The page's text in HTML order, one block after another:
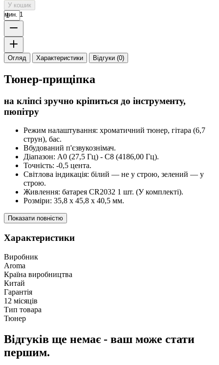
У кошик
мин. 1
Огляд Характеристики Відгуки (0)
Тюнер-прищіпка
на кліпсі зручно кріпиться до інструменту,
пюпітру
Режим налаштування: хроматичний тюнер, гітара (6,7
струн), бас.
Вбудований п'єзвукознімач.
Діапазон: А0 (27,5 Гц) - С8 (4186,00 Гц).
Точність: -0,5 цента.
Світлова індикація: білий — не у строю, зелений — у
строю.
Живлення: батарея CR2032 1 шт. (У комплекті).
Розміри: 35,8 х 45,8 х 40,5 мм.
Показати повністю
Характеристики
Виробник
Aroma
Країна виробництва
Китай
Гарантія
12 місяців
Тип товара
Тюнер
Відгуків ще немає - ваш може стати
першим.